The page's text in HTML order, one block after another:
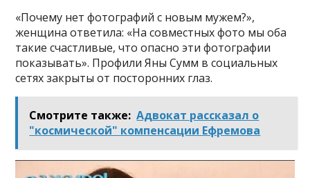
«Почему нет фотографий с новым мужем?»,
женщина ответила: «На совместных фото мы оба
такие счастливые, что опасно эти фотографии
показывать». Профили Яны Сумм в социальных
сетях закрыты от посторонних глаз.
Смотрите также: Адвокат рассказал о
"космической" компенсации Ефремова